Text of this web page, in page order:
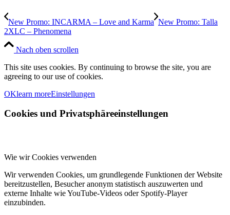
New Promo: INCARMA – Love and Karma New Promo: Talla
2XLC – Phenomena
Nach oben scrollen
This site uses cookies. By continuing to browse the site, you are
agreeing to our use of cookies.
OKlearn moreEinstellungen
Cookies und Privatsphäreeinstellungen
Wie wir Cookies verwenden
Wir verwenden Cookies, um grundlegende Funktionen der Website
bereitzustellen, Besucher anonym statistisch auszuwerten und
externe Inhalte wie YouTube-Videos oder Spotify-Player
einzubinden.